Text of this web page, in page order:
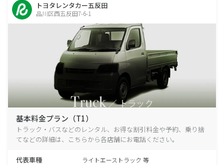
トヨタレンタカー五反田
品川区西五反田7-6-1
基本料金プラン（T1）
トラック・バスなどのレンタル、お得な割引料金や予約、乗り捨
てなどの詳細は、こちらから各店舗にお電話ください。
代表車種 ライトエーストラック 等